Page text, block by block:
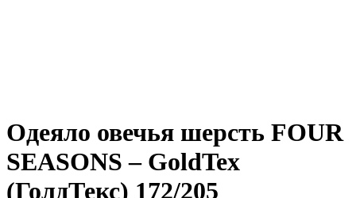
Одеяло овечья шерсть FOUR
SEASONS – GoldTex
(ГолдТекс) 172/205